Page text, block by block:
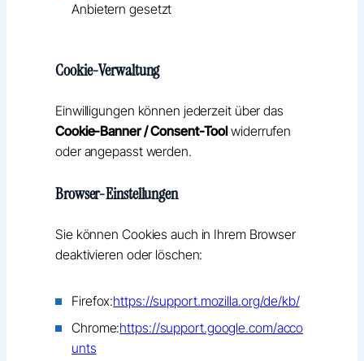
Anbietern gesetzt
Cookie-Verwaltung
Einwilligungen können jederzeit über das
Cookie-Banner / Consent-Toolwiderrufen
oder angepasst werden.
Browser-Einstellungen
Sie können Cookies auch in Ihrem Browser
deaktivieren oder löschen:
Firefox:https://support.mozilla.org/de/kb/
Chrome:https://support.google.com/acco
unts